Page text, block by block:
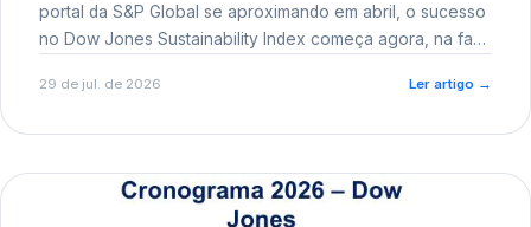
portal da S&P Global se aproximando em abril, o sucesso
no Dow Jones Sustainability Index começa agora, na fase
29 de jul. de 2026 Ler artigo →